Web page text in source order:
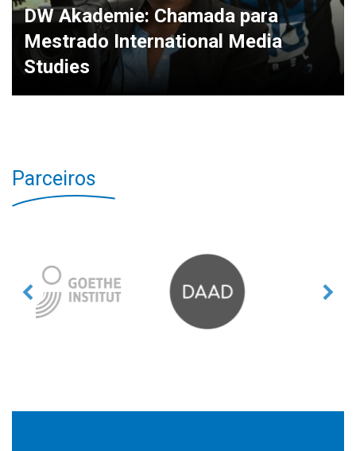
DW Akademie: Chamada para
Mestrado International Media
Studies
Parceiros